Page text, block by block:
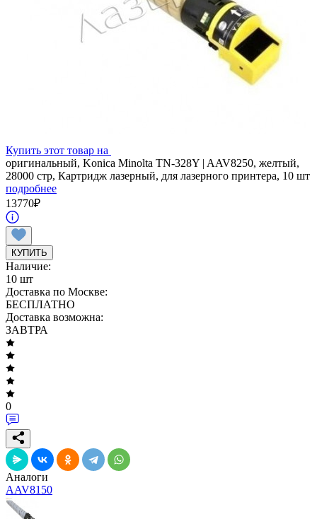
Купить этот товар на
оригинальный, Konica Minolta TN-328Y | AAV8250, желтый,
28000 стр, Картридж лазерный, для лазерного принтера, 10 шт
подробнее
13770₽
КУПИТЬ
Наличие:
10 шт
Доставка по Москве:
БЕСПЛАТНО
Доставка возможна:
ЗАВТРА
0
Аналоги
AAV8150